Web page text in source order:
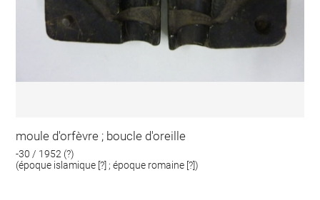
moule d'orfèvre ; boucle d'oreille
-30 / 1952 (?)
(époque islamique [?] ; époque romaine [?])